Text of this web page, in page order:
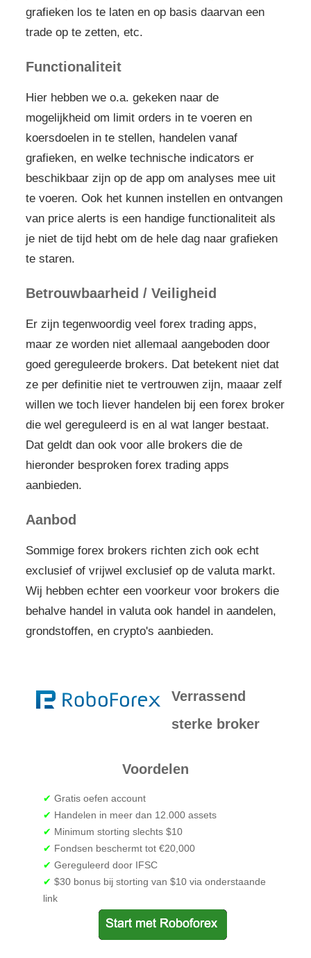
grafieken los te laten en op basis daarvan een
trade op te zetten, etc.
Functionaliteit
Hier hebben we o.a. gekeken naar de
mogelijkheid om limit orders in te voeren en
koersdoelen in te stellen, handelen vanaf
grafieken, en welke technische indicators er
beschikbaar zijn op de app om analyses mee uit
te voeren. Ook het kunnen instellen en ontvangen
van price alerts is een handige functionaliteit als
je niet de tijd hebt om de hele dag naar grafieken
te staren.
Betrouwbaarheid / Veiligheid
Er zijn tegenwoordig veel forex trading apps,
maar ze worden niet allemaal aangeboden door
goed gereguleerde brokers. Dat betekent niet dat
ze per definitie niet te vertrouwen zijn, maaar zelf
willen we toch liever handelen bij een forex broker
die wel gereguleerd is en al wat langer bestaat.
Dat geldt dan ook voor alle brokers die de
hieronder besproken forex trading apps
aanbieden.
Aanbod
Sommige forex brokers richten zich ook echt
exclusief of vrijwel exclusief op de valuta markt.
Wij hebben echter een voorkeur voor brokers die
behalve handel in valuta ook handel in aandelen,
grondstoffen, en crypto's aanbieden.
Verrassend
sterke broker
Voordelen
✔ Gratis oefen account
✔ Handelen in meer dan 12.000 assets
✔ Minimum storting slechts $10
✔ Fondsen beschermt tot €20,000
✔ Gereguleerd door IFSC
✔ $30 bonus bij storting van $10 via onderstaande
link